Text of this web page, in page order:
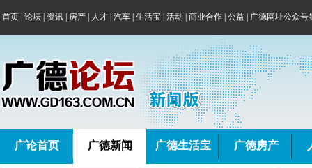
首页 论坛 资讯 房产 人才 汽车 生活宝 活动 商业合作 公益 广德网址公众号
广论首页 广德新闻 广德生活宝 广德房产